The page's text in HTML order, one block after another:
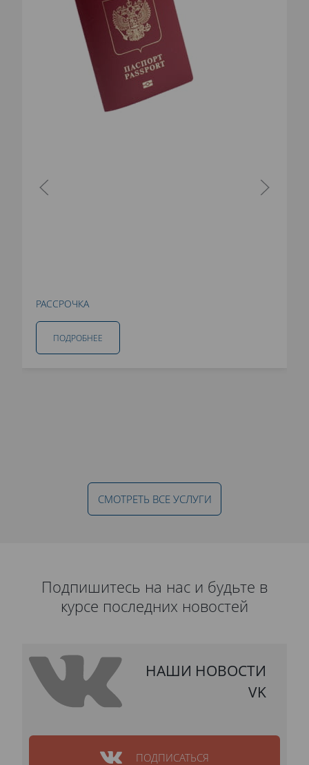
РАССРОЧКА
ПОДРОБНЕЕ
СМОТРЕТЬ ВСЕ УСЛУГИ
Подпишитесь на нас и будьте в
курсе последних новостей
НАШИ НОВОСТИ
VK
ПОДПИСАТЬСЯ